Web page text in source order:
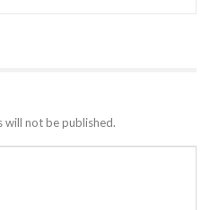
will not be published.